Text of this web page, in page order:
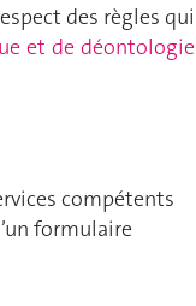
des règles qui
et de déontologie
compétents
formulaire